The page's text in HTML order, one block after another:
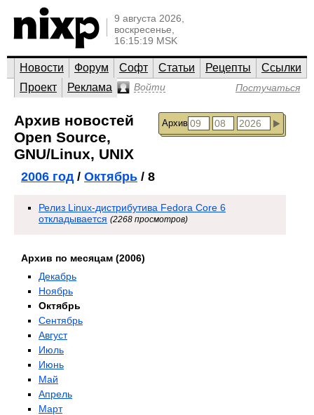
9 августа 2026,
воскресенье,
16:15:19 MSK
Новости Форум Софт Статьи Рецепты
Ссылки
Проект
Реклама Войти Постучаться
Архив
Архив новостей
Open Source,
GNU/Linux, UNIX
2006 год/ Октябрь / 8
Релиз Linux-дистрибутива Fedora Core 6
откладывается (2268 просмотров)
Архив по месяцам (2006)
Декабрь
Ноябрь
Октябрь
Сентябрь
Август
Июль
Июнь
Май
Апрель
Март